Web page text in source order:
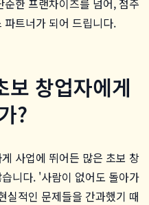
트너가 되어 드립니다.
창업자에게
?
사업에 뛰어든 많은 초보 창
니다. '사람이 없어도 돌아가
실적인 문제들을 간과했기 때